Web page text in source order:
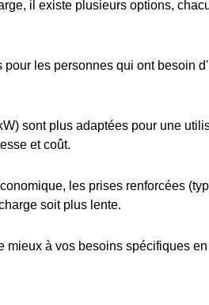
il existe plusieurs options,
les personnes qui ont besoin
sont plus adaptées pour une
et coût.
les prises renforcées
soit plus lente.
mieux à vos besoins spécifiques